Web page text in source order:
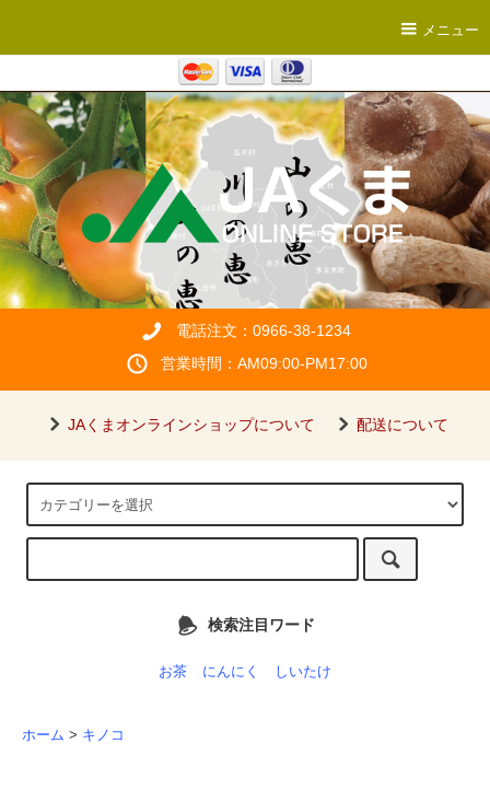
メニュー
電話注文：0966-38-1234
営業時間：AM09:00-PM17:00
JAくまオンラインショップについて 配送について
検索注目ワード
お茶 にんにく しいたけ
ホーム > キノコ